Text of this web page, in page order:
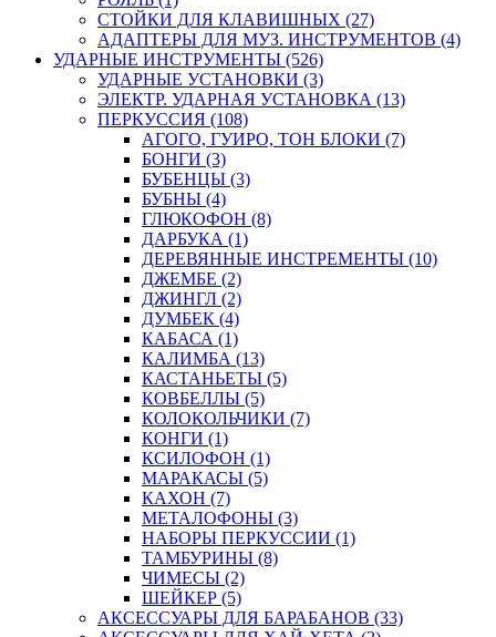
СТОЙКИ ДЛЯ КЛАВИШНЫХ (27)
АДАПТЕРЫ ДЛЯ МУЗ. ИНСТРУМЕНТОВ (4)
УДАРНЫЕ ИНСТРУМЕНТЫ (526)
УДАРНЫЕ УСТАНОВКИ (3)
ЭЛЕКТР. УДАРНАЯ УСТАНОВКА (13)
ПЕРКУССИЯ (108)
АГОГО, ГУИРО, ТОН БЛОКИ (7)
БОНГИ (3)
БУБЕНЦЫ (3)
БУБНЫ (4)
ГЛЮКОФОН (8)
ДАРБУКА (1)
ДЕРЕВЯННЫЕ ИНСТРЕМЕНТЫ (10)
ДЖЕМБЕ (2)
ДЖИНГЛ (2)
ДУМБЕК (4)
КАБАСА (1)
КАЛИМБА (13)
КАСТАНЬЕТЫ (5)
КОВБЕЛЛЫ (5)
КОЛОКОЛЬЧИКИ (7)
КОНГИ (1)
КСИЛОФОН (1)
МАРАКАСЫ (5)
КАХОН (7)
МЕТАЛОФОНЫ (3)
НАБОРЫ ПЕРКУССИИ (1)
ТАМБУРИНЫ (8)
ЧИМЕСЫ (2)
ШЕЙКЕР (5)
АКСЕССУАРЫ ДЛЯ БАРАБАНОВ (33)